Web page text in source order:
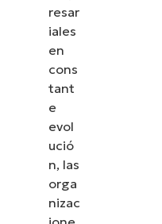
resar
iales
en
cons
tant
e
evol
ució
n, las
orga
nizac